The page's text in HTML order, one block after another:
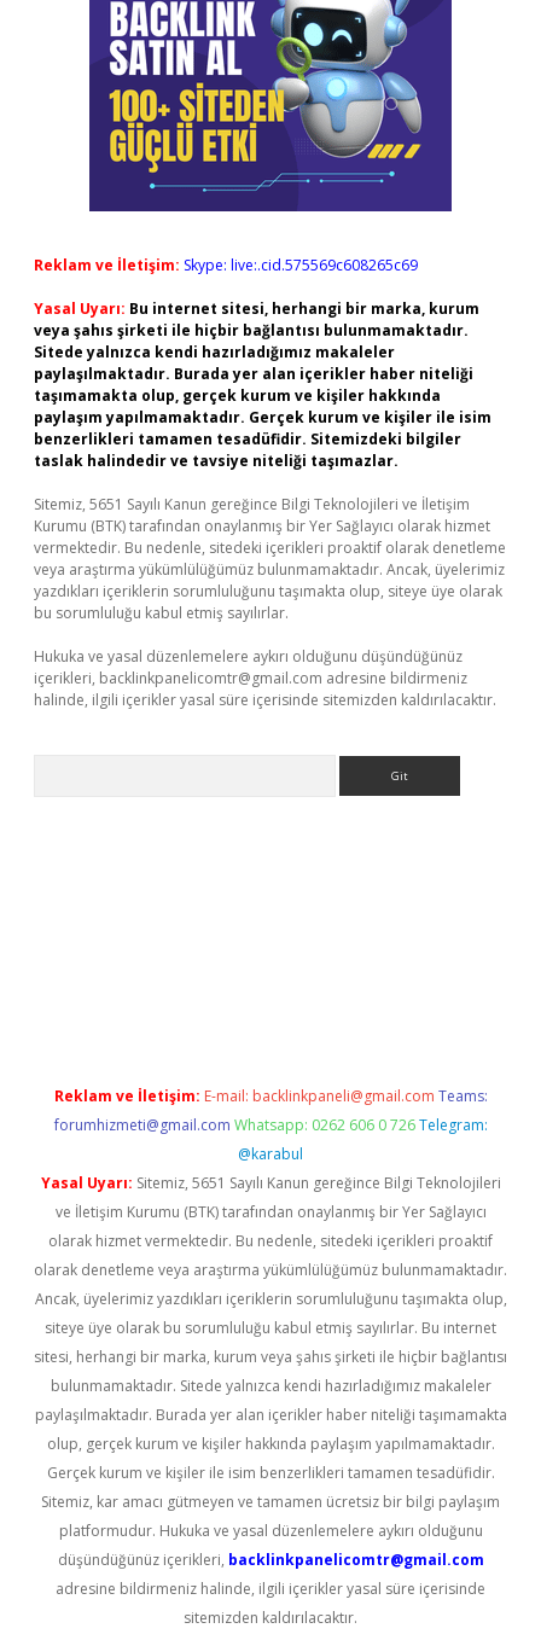
Reklam ve İletişim: Skype: live:.cid.575569c608265c69
Yasal Uyarı: Bu internet sitesi, herhangi bir marka, kurum
veya şahıs şirketi ile hiçbir bağlantısı bulunmamaktadır.
Sitede yalnızca kendi hazırladığımız makaleler
paylaşılmaktadır. Burada yer alan içerikler haber niteliği
taşımamakta olup, gerçek kurum ve kişiler hakkında
paylaşım yapılmamaktadır. Gerçek kurum ve kişiler ile isim
benzerlikleri tamamen tesadüfidir. Sitemizdeki bilgiler
taslak halindedir ve tavsiye niteliği taşımazlar.
Sitemiz, 5651 Sayılı Kanun gereğince Bilgi Teknolojileri ve İletişim
Kurumu (BTK) tarafından onaylanmış bir Yer Sağlayıcı olarak hizmet
vermektedir. Bu nedenle, sitedeki içerikleri proaktif olarak denetleme
veya araştırma yükümlülüğümüz bulunmamaktadır. Ancak, üyelerimiz
yazdıkları içeriklerin sorumluluğunu taşımakta olup, siteye üye olarak
bu sorumluluğu kabul etmiş sayılırlar.
Hukuka ve yasal düzenlemelere aykırı olduğunu düşündüğünüz
içerikleri, backlinkpanelicomtr@gmail.com adresine bildirmeniz
halinde, ilgili içerikler yasal süre içerisinde sitemizden kaldırılacaktır.
Reklam ve İletişim: E-mail: backlinkpaneli@gmail.com Teams:
forumhizmeti@gmail.com Whatsapp: 0262 606 0 726 Telegram:
@karabul
Yasal Uyarı: Sitemiz, 5651 Sayılı Kanun gereğince Bilgi Teknolojileri
ve İletişim Kurumu (BTK) tarafından onaylanmış bir Yer Sağlayıcı
olarak hizmet vermektedir. Bu nedenle, sitedeki içerikleri proaktif
olarak denetleme veya araştırma yükümlülüğümüz bulunmamaktadır.
Ancak, üyelerimiz yazdıkları içeriklerin sorumluluğunu taşımakta olup,
siteye üye olarak bu sorumluluğu kabul etmiş sayılırlar. Bu internet
sitesi, herhangi bir marka, kurum veya şahıs şirketi ile hiçbir bağlantısı
bulunmamaktadır. Sitede yalnızca kendi hazırladığımız makaleler
paylaşılmaktadır. Burada yer alan içerikler haber niteliği taşımamakta
olup, gerçek kurum ve kişiler hakkında paylaşım yapılmamaktadır.
Gerçek kurum ve kişiler ile isim benzerlikleri tamamen tesadüfidir.
Sitemiz, kar amacı gütmeyen ve tamamen ücretsiz bir bilgi paylaşım
platformudur. Hukuka ve yasal düzenlemelere aykırı olduğunu
düşündüğünüz içerikleri, backlinkpanelicomtr@gmail.com
adresine bildirmeniz halinde, ilgili içerikler yasal süre içerisinde
sitemizden kaldırılacaktır.